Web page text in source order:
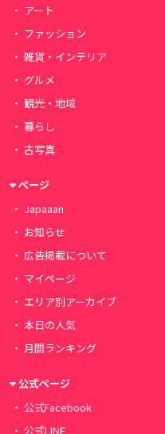
アート
ファッション
雑貨・インテリア
グルメ
観光・地域
暮らし
古写真
ページ
Japaaan
お知らせ
広告掲載について
マイページ
エリア別アーカイブ
本日の人気
月間ランキング
公式ページ
公式Facebook
公式LINE